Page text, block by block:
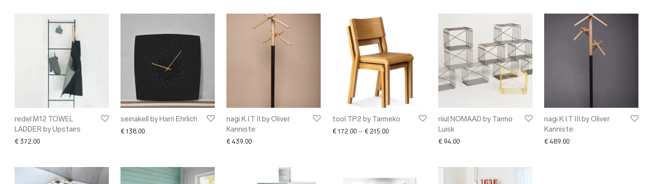
redel M12 TOWEL
LADDER by Upstairs
€ 372.00
seinakell by Harri Ehrlich
€ 138.00
nagi K.I.T II by Oliver
Kanniste
€ 439.00
tool TP2 by Tarmeko
€ 172.00 – € 215.00Price range: € 172.00 through € 215.00
riiul NOMAAD by Tarmo
Luisk
€ 94.00
nagi K.I.T III by Oliver
Kanniste
€ 489.00